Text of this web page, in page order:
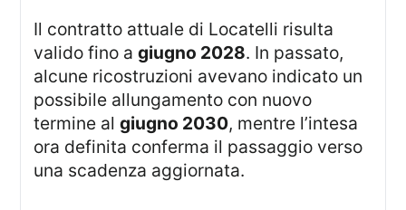
Il contratto attuale di Locatelli risulta
valido fino agiugno 2028. In passato,
alcune ricostruzioni avevano indicato un
possibile allungamento con nuovo
termine algiugno 2030, mentre l’intesa
ora definita conferma il passaggio verso
una scadenza aggiornata.